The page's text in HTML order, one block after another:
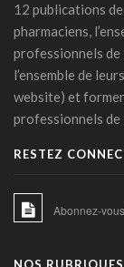
Covid long: une
06 mars 2026 -
PFAS: un espoir
06 mars 2026 -
18 février 2026 -
IA et
transatlantiques
12 publications
pharmaciens,
professionnels de
l’ensemble de
website) et
professionnels de
RESTEZ
Abonnez-